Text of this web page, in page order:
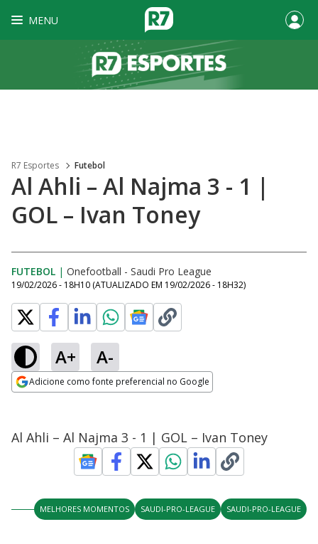
MENU
R7 Esportes Futebol
Al Ahli – Al Najma 3 - 1 |
GOL – Ivan Toney
FUTEBOL | Onefootball - Saudi Pro League
19/02/2026 - 18H10 (ATUALIZADO EM 19/02/2026 - 18H32)
A+ A-
Adicione como fonte preferencial no Google
Al Ahli – Al Najma 3 - 1 | GOL – Ivan Toney
MELHORES MOMENTOS SAUDI-PRO-LEAGUE SAUDI-PRO-LEAGUE